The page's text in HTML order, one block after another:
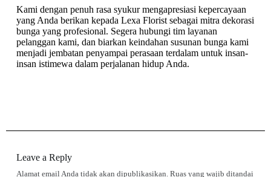
Kami dengan penuh rasa syukur mengapresiasi kepercayaan
yang Anda berikan kepada Lexa Florist sebagai mitra dekorasi
bunga yang profesional. Segera hubungi tim layanan
pelanggan kami, dan biarkan keindahan susunan bunga kami
menjadi jembatan penyampai perasaan terdalam untuk insan-
insan istimewa dalam perjalanan hidup Anda.
Leave a Reply
Alamat email Anda tidak akan dipublikasikan. Ruas yang wajib ditandai